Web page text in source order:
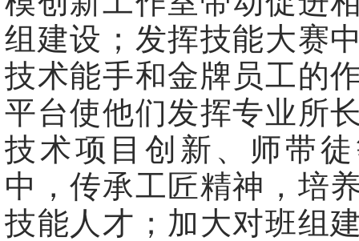
组建设；发挥技能大赛
技术能手和金牌员工的
平台使他们发挥专业所
技术项目创新、师带
中，传承工匠精神，培
技能人才；加大对班组